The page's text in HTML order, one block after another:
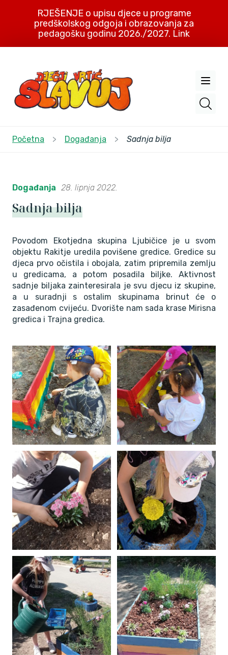
RJEŠENJE o upisu djece u programe
predškolskog odgoja i obrazovanja za
pedagošku godinu 2026./2027. Link
Početna > Događanja > Sadnja bilja
Događanja 28. lipnja 2022.
Sadnja bilja
Povodom Ekotjedna skupina Ljubičice je u svom
objektu Rakitje uredila povišene gredice. Gredice su
djeca prvo očistila i obojala, zatim pripremila zemlju
u gredicama, a potom posadila biljke. Aktivnost
sadnje biljaka zainteresirala je svu djecu iz skupine,
a u suradnji s ostalim skupinama brinut će o
zasađenom cvijeću. Dvorište nam sada krase Mirisna
gredica i Trajna gredica.